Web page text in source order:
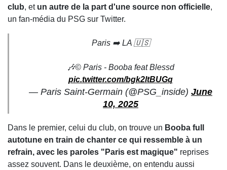
club, et un autre de la part d'une source non officielle,
un fan-média du PSG sur Twitter.
Paris ➡️ LA 🇺🇸
🎶©️ Paris - Booba feat Blessd
pic.twitter.com/bgk2ltBUGq
— Paris Saint-Germain (@PSG_inside) June
10, 2025
Dans le premier, celui du club, on trouve un Booba full
autotune en train de chanter ce qui ressemble à un
refrain, avec les paroles "Paris est magique" reprises
assez souvent. Dans le deuxième, on entendu aussi